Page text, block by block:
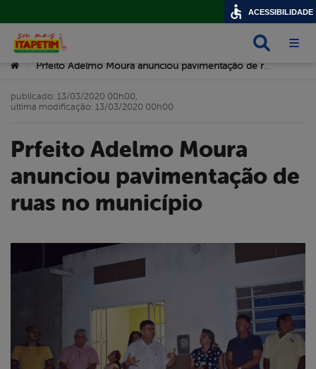
Você está aqui: Prfeito Adelmo Moura anunciou pavimentação de ruas no município
Prfeito Adelmo Moura
anunciou pavimentação de
ruas no município
publicado: 13/03/2020 00h00,
última modificação: 13/03/2020 00h00
ACESSIBILIDADE